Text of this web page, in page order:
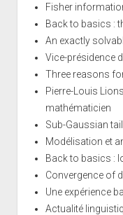
Fisher
Back to basics :
An exactly
Vice-présidence
Three reasons
Pierre-Louis
mathématicien
Sub-Gaussian
Modélisation et
Back to basics :
Convergence of
Une expérience
Actualité